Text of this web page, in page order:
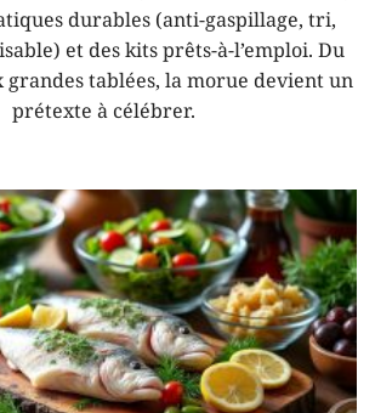
durables (anti-gaspillage, tri,
et des kits prêts-à-l’emploi. Du
tablées, la morue devient un
prétexte à célébrer.